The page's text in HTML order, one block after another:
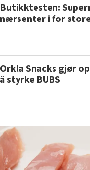
Butikktesten:
nærsenter i for
Orkla Snacks gjør
å styrke BUBS